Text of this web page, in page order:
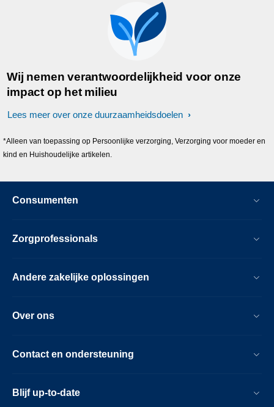
Wij nemen verantwoordelijkheid voor onze
impact op het milieu
Lees meer over onze duurzaamheidsdoelen
*Alleen van toepassing op Persoonlijke verzorging, Verzorging voor moeder en
kind en Huishoudelijke artikelen.
Consumenten
Zorgprofessionals
Andere zakelijke oplossingen
Over ons
Contact en ondersteuning
Blijf up-to-date